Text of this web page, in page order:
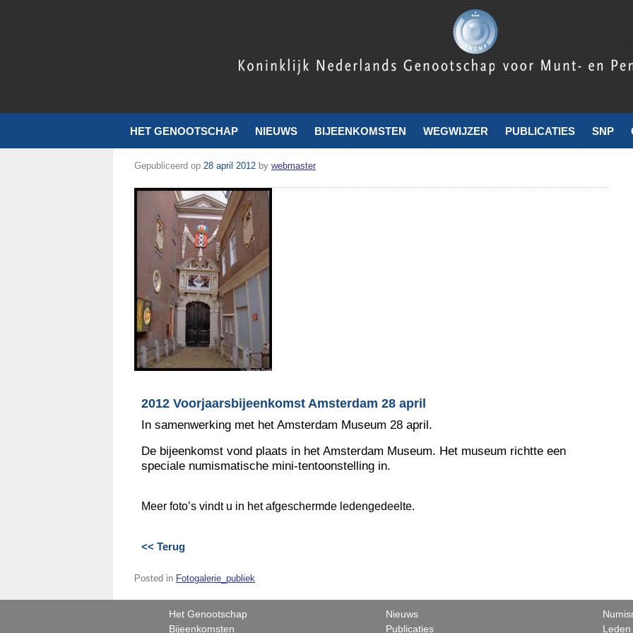
HET GENOOTSCHAP NIEUWS BIJEENKOMSTEN WEGWIJZER PUBLICATIES SNP
Gepubliceerd op 28 april 2012 by webmaster
2012 Voorjaarsbijeenkomst Amsterdam 28 april
In samenwerking met het Amsterdam Museum 28 april.
De bijeenkomst vond plaats in het Amsterdam Museum. Het museum richtte een
speciale numismatische mini-tentoonstelling in.
Meer foto’s vindt u in het afgeschermde ledengedeelte.
<< Terug
Posted in Fotogalerie_publiek
Het Genootschap
Bijeenkomsten
Nieuws
Publicaties
Leden